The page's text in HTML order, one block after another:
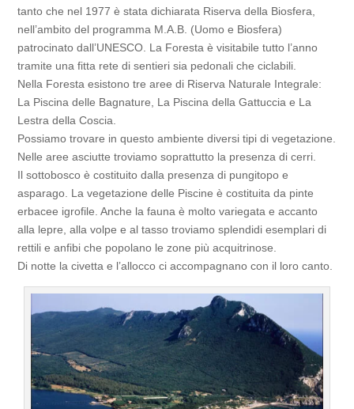
tanto che nel 1977 è stata dichiarata Riserva della Biosfera,
nell’ambito del programma M.A.B. (Uomo e Biosfera)
patrocinato dall’UNESCO. La Foresta è visitabile tutto l’anno
tramite una fitta rete di sentieri sia pedonali che ciclabili.
Nella Foresta esistono tre aree di Riserva Naturale Integrale:
La Piscina delle Bagnature, La Piscina della Gattuccia e La
Lestra della Coscia.
Possiamo trovare in questo ambiente diversi tipi di vegetazione.
Nelle aree asciutte troviamo soprattutto la presenza di cerri.
Il sottobosco è costituito dalla presenza di pungitopo e
asparago. La vegetazione delle Piscine è costituita da pinte
erbacee igrofile. Anche la fauna è molto variegata e accanto
alla lepre, alla volpe e al tasso troviamo splendidi esemplari di
rettili e anfibi che popolano le zone più acquitrinose.
Di notte la civetta e l’allocco ci accompagnano con il loro canto.